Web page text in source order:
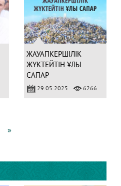
ЖАУАПКЕРШІЛІК
ЖҮКТЕЙТІН ҰЛЫ
САПАР
29.05.2025 6266
»